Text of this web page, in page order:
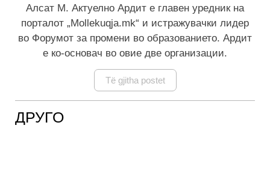
Алсат М. Актуелно Ардит е главен уредник на
порталот „Mollekuqja.mk“ и истражувачки лидер
во Форумот за промени во образованието. Ардит
е ко-основач во овие две организации.
Të gjitha postet
ДРУГО